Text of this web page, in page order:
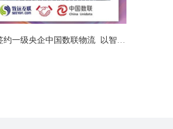
致远互联签约一级央企中国数联物流  以智能运营赋能央企数智升级